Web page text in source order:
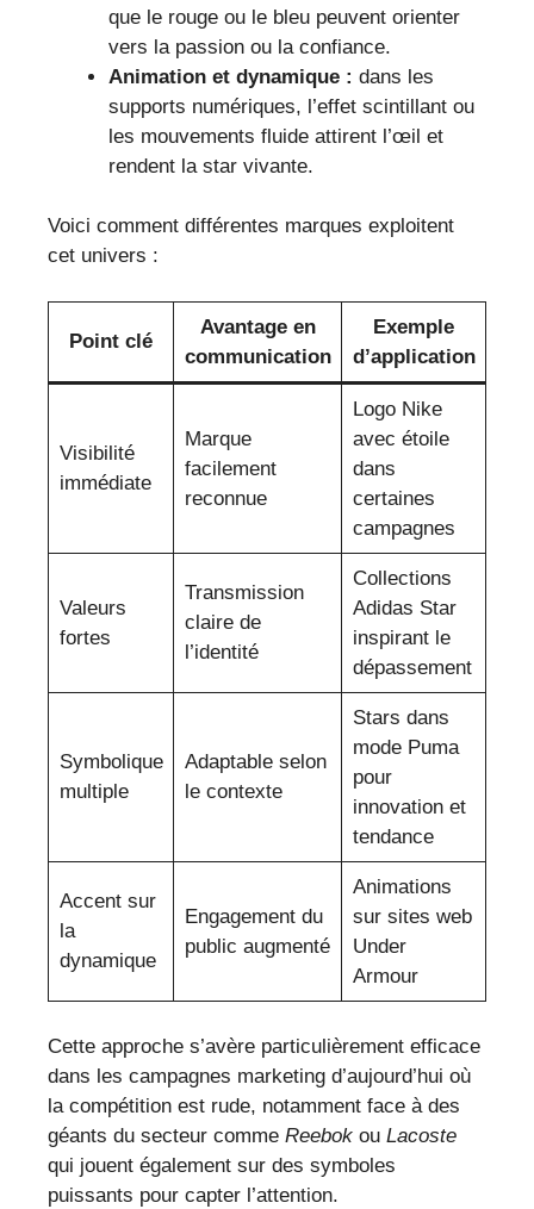
que le rouge ou le bleu peuvent orienter
vers la passion ou la confiance.
Animation et dynamique : dans les
supports numériques, l’effet scintillant ou
les mouvements fluide attirent l’œil et
rendent la star vivante.
Voici comment différentes marques exploitent
cet univers :
Point clé
Avantage en
communication
Exemple
d’application
Visibilité
immédiate
Marque
facilement
reconnue
Logo Nike
avec étoile
dans
certaines
campagnes
Valeurs
fortes
Transmission
claire de
l’identité
Collections
Adidas Star
inspirant le
dépassement
Symbolique
multiple
Adaptable selon
le contexte
Stars dans
mode Puma
pour
innovation et
tendance
Accent sur
la
dynamique
Engagement du
public augmenté
Animations
sur sites web
Under
Armour
Cette approche s’avère particulièrement efficace
dans les campagnes marketing d’aujourd’hui où
la compétition est rude, notamment face à des
géants du secteur comme Reebok ou Lacoste
qui jouent également sur des symboles
puissants pour capter l’attention.